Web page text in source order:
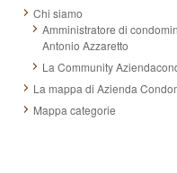
Chi siamo
Amministratore di
Antonio Azzaretto
La Community
La mappa di Azienda
Mappa categorie